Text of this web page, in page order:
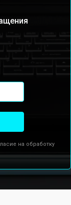
на обработку